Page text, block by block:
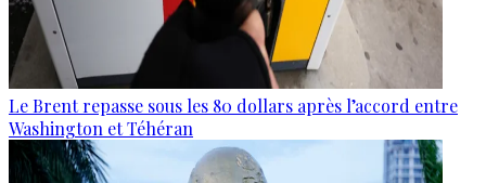
Le Brent repasse sous les 80 dollars après l’accord entre
Washington et Téhéran